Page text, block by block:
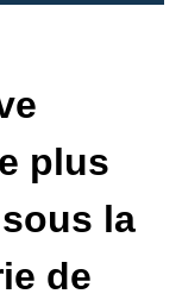
plus
la
de